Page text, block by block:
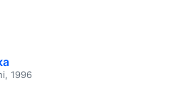
1996